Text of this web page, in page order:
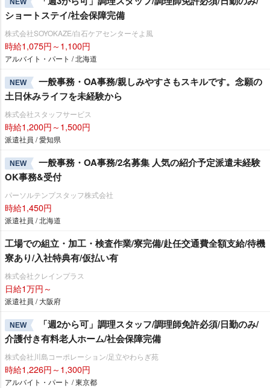
NEW
ショートステイ/社会保障完備
株式会社SOYOKAZE/白石ケアセンターそよ風
時給1,075円～1,100円
アルバイト・パート / 北海道
NEW
一般事務・OA事務/親しみやすさもスキルです。念願の
土日休みライフを未経験から
株式会社スタッフサービス
時給1,200円～1,500円
派遣社員 / 愛知県
NEW
一般事務・OA事務/2名募集 人気の紹介予定派遣未経験
OK事務&受付
パーソルテンプスタッフ株式会社
時給1,450円
派遣社員 / 北海道
工場での組立・加工・検査作業/寮完備/赴任交通費全額支給/待機
寮あり/入社特典有/仮払い有
株式会社クレインプラス
日給1万円～
派遣社員 / 大阪府
NEW
「週2から可」調理スタッフ/調理師免許必須/日勤のみ/
介護付き有料老人ホーム/社会保障完備
株式会社川島コーポレーション/足立やわらぎ苑
時給1,226円～1,300円
アルバイト・パート / 東京都